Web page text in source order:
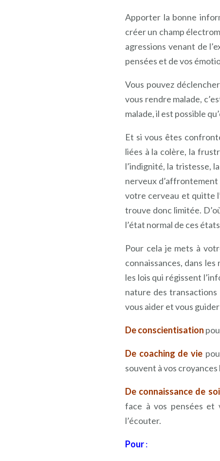
Apporter la bonne
créer un champ
agressions venant de
pensées et de vos
Vous pouvez
vous rendre malade,
malade, il est possible
Et si vous êtes
liées à la colère, la
l’indignité, la tristesse,
nerveux
votre cerveau et quitte
trouve donc limitée.
l’état normal de ces
Pour cela je mets à
connaissances, dans
les lois qui régissent
nature des
vous aider et vous
De conscientisation
De coaching de vie
souvent à vos
De connaissance de soi
face à vos pensées et
l’écouter.
Pour: